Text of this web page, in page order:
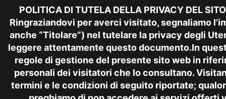
POLITICA DI TUTELA DELLA PRIVACY DEL
Ringraziandovi per averci visitato, segnaliamo
anche “Titolare”) nel tutelare la privacy degli
leggere attentamente questo documento.In
regole di gestione del presente sito web in
personali dei visitatori che lo consultano.
termini e le condizioni di seguito riportate;